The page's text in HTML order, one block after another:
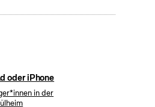
oder iPhone
in der